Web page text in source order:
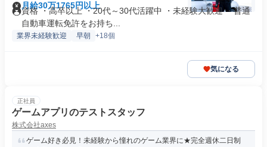
月給30万1765円以上
資格 ・高卒以上 ・20代～30代活躍中 ・未経験大歓迎 ・普通
自動車運転免許をお持ち...
業界未経験歓迎 早朝 +18個
気になる
正社員
ゲームアプリのテストスタッフ
株式会社axes
ゲーム好き必見！未経験から憧れのゲーム業界に★完全週休二日制